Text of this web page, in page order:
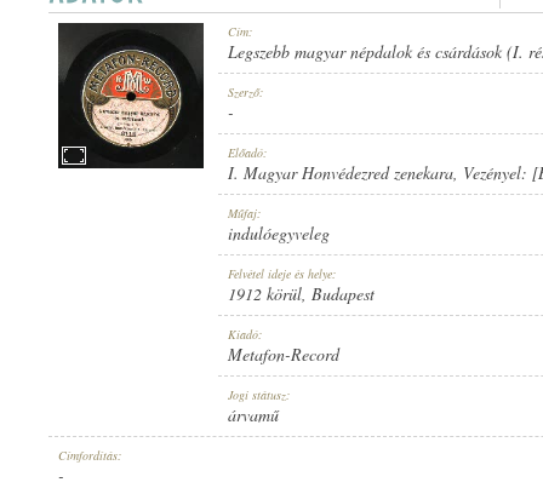
INDULÓEGYVELEG Cím:
Legszebb magyar népdalok és csárdások (I.
Szerző:
-
Előadó:
I. Magyar Honvédezred zenekara, Vezényel:
Műfaj:
indulóegyveleg
Felvétel ideje és helye:
1912 körül, Budapest
Kiadó:
Metafon-Record
Jogi státusz:
árvamű
Címfordítás:
-